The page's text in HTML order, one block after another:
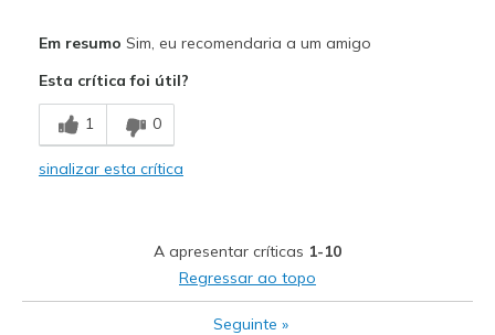
Comfortable
Stylish
Travel
Em resumo Sim, eu recomendaria a um amigo
Esta crítica foi útil?
1 0
sinalizar esta crítica
A apresentar críticas 1-10
Regressar ao topo
Seguinte »